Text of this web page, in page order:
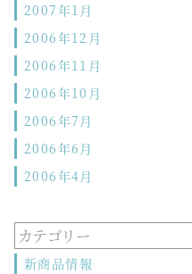
2007年1月
2006年12月
2006年11月
2006年10月
2006年7月
2006年6月
2006年4月
カテゴリー
新商品情報